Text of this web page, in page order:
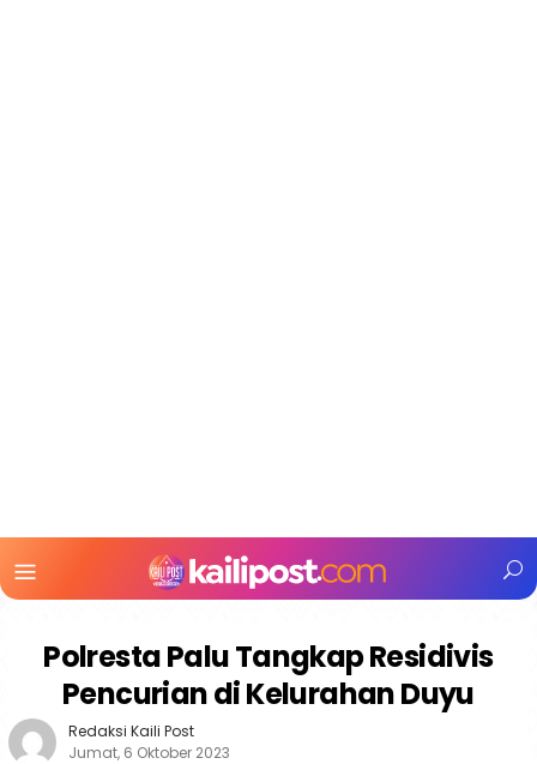
Mobile
Polresta Palu Tangkap Residivis
Pencurian di Kelurahan Duyu
Redaksi Kaili Post
Jumat, 6 Oktober 2023